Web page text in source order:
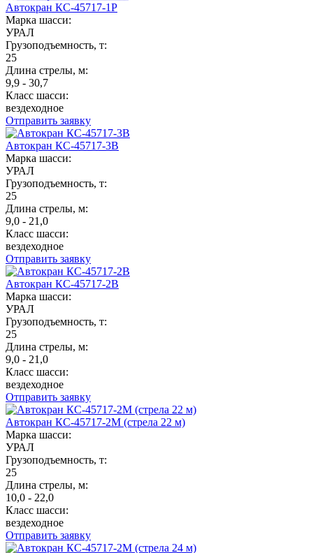
Автокран КС-45717-1Р
Марка шасси:
УРАЛ
Грузоподъемность, т:
25
Длина стрелы, м:
9,9 - 30,7
Класс шасси:
вездеходное
Отправить заявку
Автокран КС-45717-3В
Марка шасси:
УРАЛ
Грузоподъемность, т:
25
Длина стрелы, м:
9,0 - 21,0
Класс шасси:
вездеходное
Отправить заявку
Автокран КС-45717-2В
Марка шасси:
УРАЛ
Грузоподъемность, т:
25
Длина стрелы, м:
9,0 - 21,0
Класс шасси:
вездеходное
Отправить заявку
Автокран КС-45717-2М (стрела 22 м)
Марка шасси:
УРАЛ
Грузоподъемность, т:
25
Длина стрелы, м:
10,0 - 22,0
Класс шасси:
вездеходное
Отправить заявку